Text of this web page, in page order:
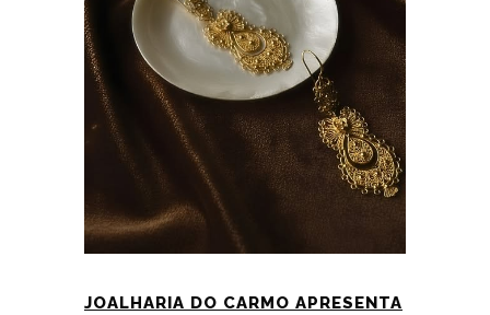
JOALHARIA DO CARMO APRESENTA